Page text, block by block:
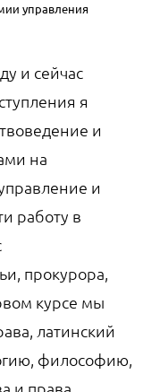
управления
и сейчас
я
и
на
и
работу в
прокурора,
курсе мы
латинский
философию,